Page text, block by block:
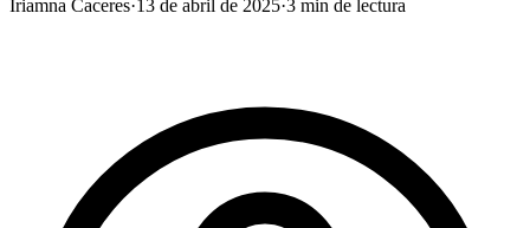
Iriamna Caceres·13 de abril de 2025·3 min de lectura